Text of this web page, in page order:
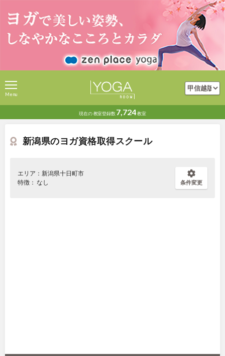
現在の教室登録数 7,724教室
Menu
新潟県のヨガ資格取得スクール
エリア：新潟県十日町市
特徴： なし
条件変更